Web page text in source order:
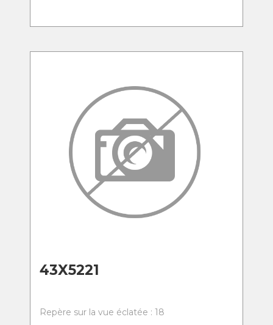
43X5221
Repère sur la vue éclatée : 18